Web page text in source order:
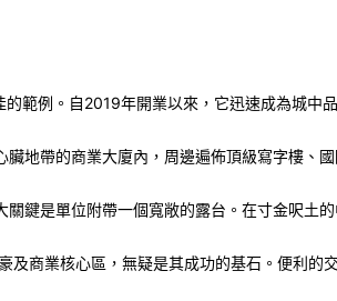
的範例。自2019年開業以來，它迅速成為城中
臟地帶的商業大廈內，周邊遍佈頂級寫字樓、
關鍵是單位附帶一個寬敞的露台。在寸金呎土
及商業核心區，無疑是其成功的基石。便利的